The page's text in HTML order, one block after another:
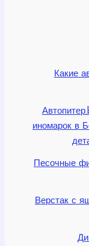
Какие
иномарок в
Песочные
Верстак с